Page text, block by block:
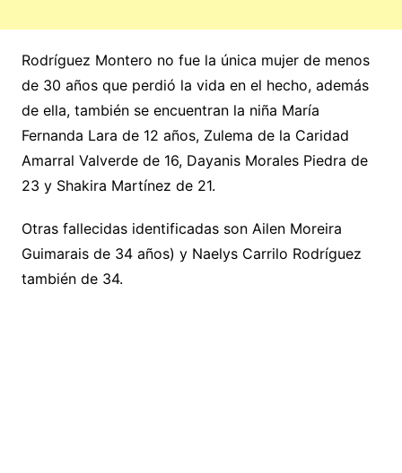
Rodríguez Montero no fue la única mujer de menos
de 30 años que perdió la vida en el hecho, además
de ella, también se encuentran la niña María
Fernanda Lara de 12 años, Zulema de la Caridad
Amarral Valverde de 16, Dayanis Morales Piedra de
23 y Shakira Martínez de 21.
Otras fallecidas identificadas son Ailen Moreira
Guimarais de 34 años) y Naelys Carrilo Rodríguez
también de 34.